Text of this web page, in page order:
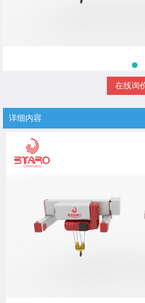
在线询
详细内容